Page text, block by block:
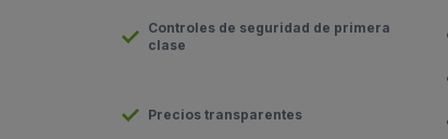
Controles de seguridad de primera
clase
Precios transparentes